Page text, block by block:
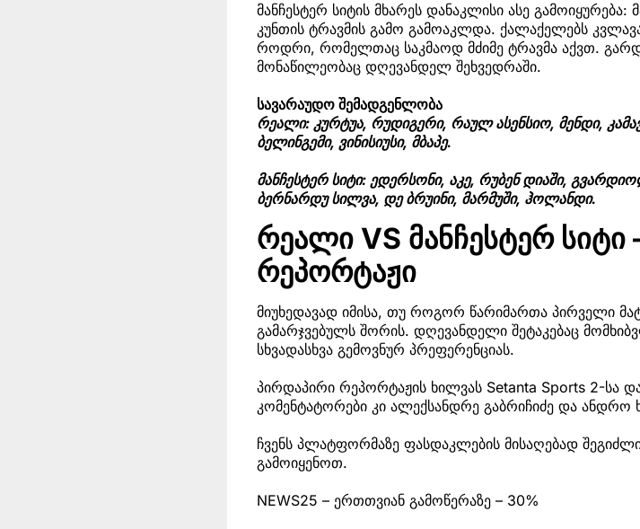
მანჩესტერ სიტის მხარეს დანაკლისი ასე
კუნთის ტრავმის გამო გამოაკლდა. ქალაქელებს
როდრი, რომელთაც საკმაოდ მძიმე ტრავმა აქვთ.
მონაწილეობაც დღევანდელ შეხვედრაში.
სავარაუდო შემადგენლობა
რეალი: კურტუა, რუდიგერი, რაულ ასენსიო, მენდი,
ბელინგემი, ვინისიუსი, მბაპე.
მანჩესტერ სიტი: ედერსონი, აკე, რუბენ დიაში,
ბერნარდუ სილვა, დე ბრუინი, მარმუში, ჰოლანდი.
რეალი VS მანჩესტერ სიტი
რეპორტაჟი
მიუხედავად იმისა, თუ როგორ წარიმართა პირველი
გამარჯვებულს შორის. დღევანდელი შეტაკებაც
სხვადასხვა გემოვნურ პრეფერენციას.
პირდაპირი რეპორტაჟის ხილვას Setanta Sports 2-სა
კომენტატორები კი ალექსანდრე გაბრიჩიძე და ანდრო
ჩვენს პლატფორმაზე ფასდაკლების მისაღებად
გამოიყენოთ.
NEWS25 – ერთთვიან გამოწერაზე – 30%